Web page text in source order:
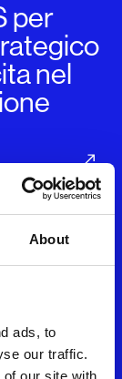
About
ads, to
our traffic.
our site with
per
nel
la